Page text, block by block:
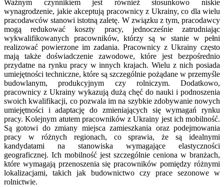
Ważnym czynnikiem jest również stosunkowo niskie
wynagrodzenie, jakie akceptują pracownicy z Ukrainy, co dla wielu
pracodawców stanowi istotną zaletę. W związku z tym, pracodawcy
mogą redukować koszty pracy, jednocześnie zatrudniając
wykwalifikowanych pracowników, którzy są w stanie w pełni
realizować powierzone im zadania. Pracownicy z Ukrainy często
mają także doświadczenie zawodowe, które jest bezpośrednio
przydatne na rynku pracy w innych krajach. Wielu z nich posiada
umiejętności techniczne, które są szczególnie pożądane w przemyśle
budowlanym, produkcyjnym czy rolniczym. Dodatkowo,
pracownicy z Ukrainy wykazują dużą chęć do nauki i podnoszenia
swoich kwalifikacji, co pozwala im na szybkie zdobywanie nowych
umiejętności i adaptację do zmieniających się wymagań rynku
pracy. Kolejnym atutem pracowników z Ukrainy jest ich mobilność.
Są gotowi do zmiany miejsca zamieszkania oraz podejmowania
pracy w różnych regionach, co sprawia, że są idealnymi
kandydatami na stanowiska wymagające elastyczności
geograficznej. Ich mobilność jest szczególnie ceniona w branżach,
które wymagają przenoszenia się pracowników pomiędzy różnymi
lokalizacjami, takich jak budownictwo czy prace sezonowe w
rolnictwie.